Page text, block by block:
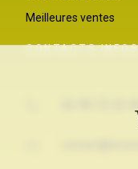
Meilleures ventes
CONTACTS